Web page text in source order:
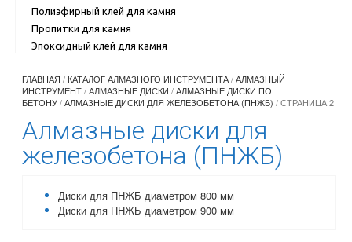
Полиэфирный клей для камня
Пропитки для камня
Эпоксидный клей для камня
ГЛАВНАЯ / КАТАЛОГ АЛМАЗНОГО ИНСТРУМЕНТА/АЛМАЗНЫЙ
ИНСТРУМЕНТ/АЛМАЗНЫЕ ДИСКИ /АЛМАЗНЫЕ ДИСКИ ПО
БЕТОНУ/АЛМАЗНЫЕ ДИСКИ ДЛЯ ЖЕЛЕЗОБЕТОНА (ПНЖБ) / СТРАНИЦА 2
Алмазные диски для
железобетона (ПНЖБ)
Диски для ПНЖБ диаметром 800 мм
Диски для ПНЖБ диаметром 900 мм